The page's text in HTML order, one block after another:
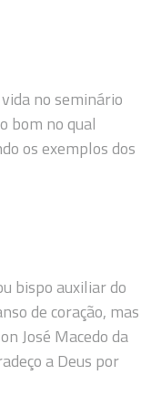
no seminário
bom no qual
os exemplos dos
bispo auxiliar do
de coração, mas
José Macedo da
a Deus por